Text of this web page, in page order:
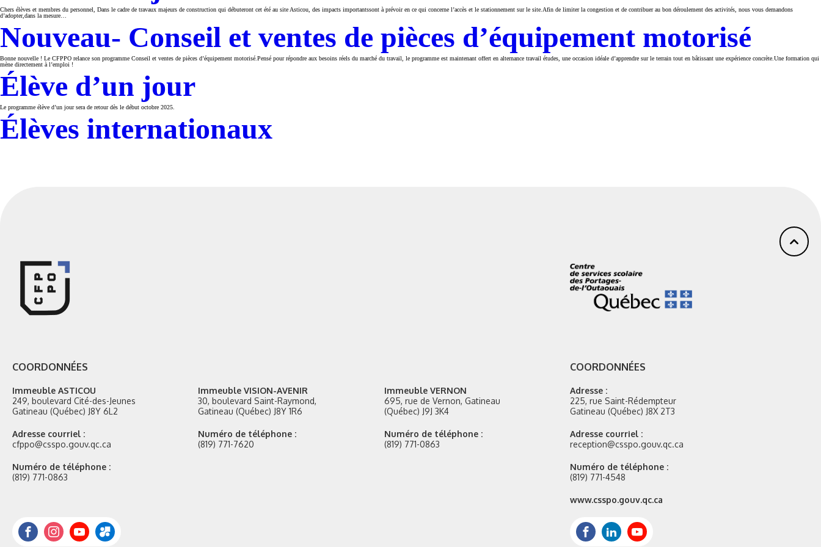
Chers élèves et membres du personnel, Dans le cadre de travaux majeurs de construction qui débuteront cet été au site Asticou, des impacts importantssont à prévoir en ce qui concerne l’accès et le stationnement sur le site.Afin de limiter la congestion et de contribuer au bon déroulement des activités, nous vous demandons
d’adopter,dans la mesure…
Nouveau- Conseil et ventes de pièces d’équipement motorisé
Bonne nouvelle ! Le CFPPO relance son programme Conseil et ventes de pièces d’équipement motorisé.Pensé pour répondre aux besoins réels du marché du travail, le programme est maintenant offert en alternance travail études, une occasion idéale d’apprendre sur le terrain tout en bâtissant une expérience concrète.Une formation qui
mène directement à l’emploi !
Élève d’un jour
Le programme élève d’un jour sera de retour dès le début octobre 2025.
Élèves internationaux
COORDONNÉES
Immeuble ASTICOU
249, boulevard Cité-des-Jeunes
Gatineau (Québec) J8Y 6L2
Adresse courriel :
cfppo@csspo.gouv.qc.ca
Numéro de téléphone :
(819) 771-0863
Immeuble VISION-AVENIR
30, boulevard Saint-Raymond,
Gatineau (Québec) J8Y 1R6
Numéro de téléphone :
(819) 771-7620
Immeuble VERNON
695, rue de Vernon, Gatineau
(Québec) J9J 3K4
Numéro de téléphone :
(819) 771-0863
FacebookInstagramYouTube
Portail
Mozaik
COORDONNÉES
Adresse :
225, rue Saint-Rédempteur
Gatineau (Québec) J8X 2T3
Adresse courriel :
reception@csspo.gouv.qc.ca
Numéro de téléphone :
(819) 771-4548
Site
www.csspo.gouv.qc.ca
FacebookLinkedInYoutube